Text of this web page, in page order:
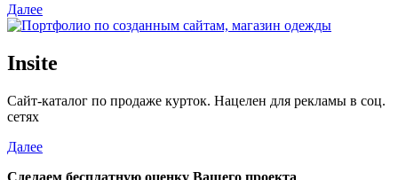
Далее
Insite
Сайт-каталог по продаже курток. Нацелен для рекламы в соц.
сетях
Далее
Сделаем бесплатную оценку Вашего проекта